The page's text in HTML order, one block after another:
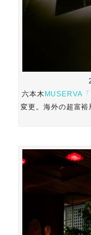
六本木 MUSERVA「
変更。海外の超富